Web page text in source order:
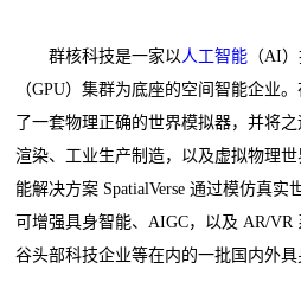
群核科技是一家以 人工智能 （AI
（GPU）集群为底座的空间智能企业
了一套物理正确的世界模拟器，并将
渲染、工业生产制造，以及虚拟物理
能解决方案 SpatialVerse 通过模仿真实
可增强具身智能、AIGC，以及 AR/
谷头部科技企业等在内的一批国内外具